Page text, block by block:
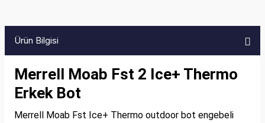
Ürün Bilgisi
Merrell Moab Fst 2 Ice+ Thermo
Erkek Bot
Merrell Moab Fst Ice+ Thermo outdoor bot engebeli